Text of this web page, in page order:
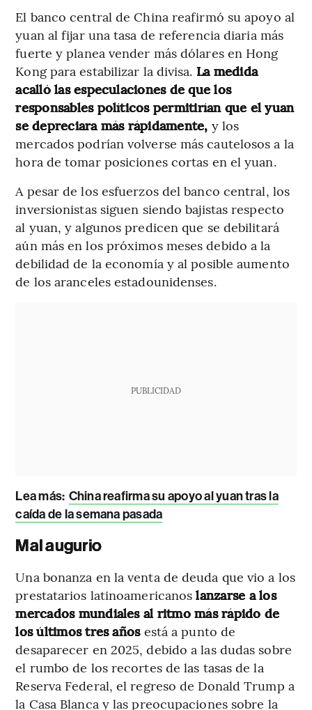
El banco central de China reafirmó su apoyo al
yuan al fijar una tasa de referencia diaria más
fuerte y planea vender más dólares en Hong
Kong para estabilizar la divisa. La medida
acalló las especulaciones de que los
responsables políticos permitirían que el yuan
se depreciara más rápidamente, y los
mercados podrían volverse más cautelosos a la
hora de tomar posiciones cortas en el yuan.
A pesar de los esfuerzos del banco central, los
inversionistas siguen siendo bajistas respecto
al yuan, y algunos predicen que se debilitará
aún más en los próximos meses debido a la
debilidad de la economía y al posible aumento
de los aranceles estadounidenses.
PUBLICIDAD
Lea más: China reafirma su apoyo al yuan tras la
caída de la semana pasada
Mal augurio
Una bonanza en la venta de deuda que vio a los
prestatarios latinoamericanoslanzarse a los
mercados mundiales al ritmo más rápido de
los últimos tres años está a punto de
desaparecer en 2025, debido a las dudas sobre
el rumbo de los recortes de las tasas de la
Reserva Federal, el regreso de Donald Trump a
la Casa Blanca y las preocupaciones sobre la